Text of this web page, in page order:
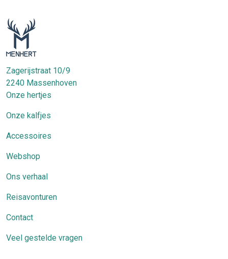
Zagerijstraat 10/9
2240 Massenhoven
Onze hertjes
Onze kalfjes
Accessoires
Webshop
Ons verhaal
Reisavonturen
Contact
Veel gestelde vragen